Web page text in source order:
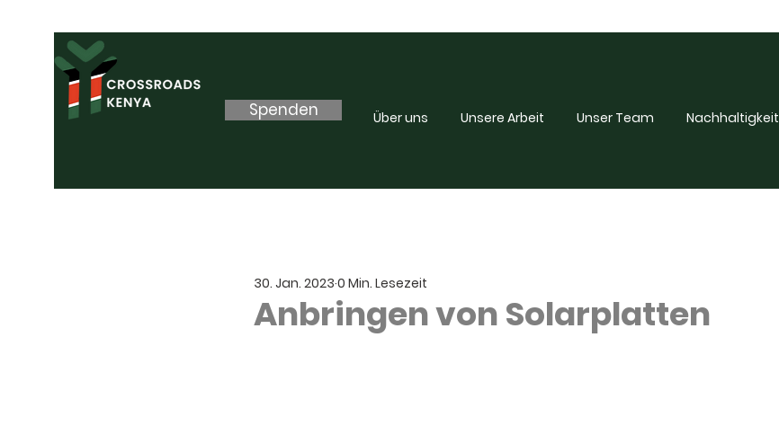
Spenden Über uns Unsere Arbeit Unser Team Nachhaltigkeit
Anbringen von Solarplatten
30. Jan. 2023 0 Min. Lesezeit